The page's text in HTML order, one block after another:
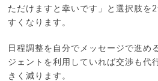
ただけますと幸いです」と選択肢を
すくなります。
日程調整を自分でメッセージで進め
ジェントを利用していれば交渉も代
きく減ります。